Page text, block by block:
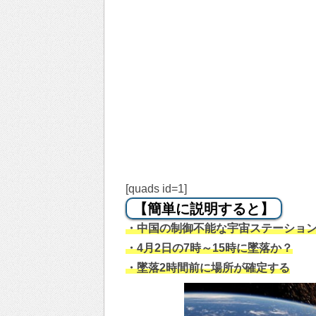
[quads id=1]
【簡単に説明すると】
・中国の制御不能な宇宙ステーショ
・4月2日の7時～15時に墜落か？
・墜落2時間前に場所が確定する